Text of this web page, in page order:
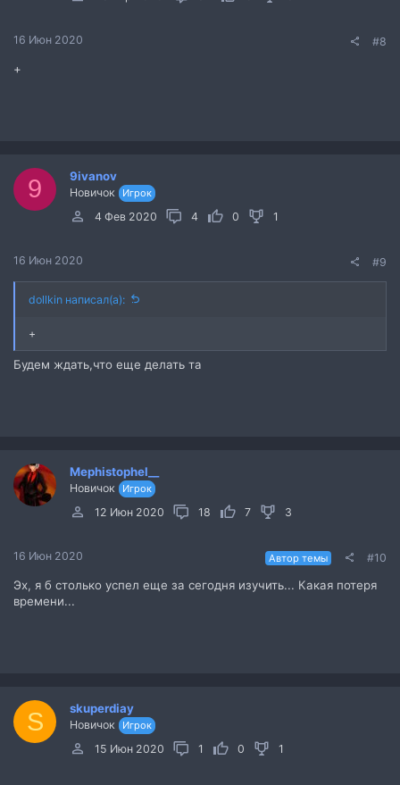
16 Июн 2020 #8
+
9 9ivanov
Новичок Игрок
4 Фев 2020 4 0 1
16 Июн 2020 #9
dollkin написал(а):
+
Будем ждать,что еще делать та
Mephistophel__
Новичок Игрок
12 Июн 2020 18 7 3
16 Июн 2020 Автор темы #10
Эх, я б столько успел еще за сегодня изучить... Какая потеря
времени...
S skuperdiay
Новичок Игрок
15 Июн 2020 1 0 1